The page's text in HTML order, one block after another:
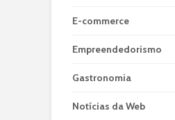
E-commerce
Empreendedorismo
Gastronomia
Notícias da Web